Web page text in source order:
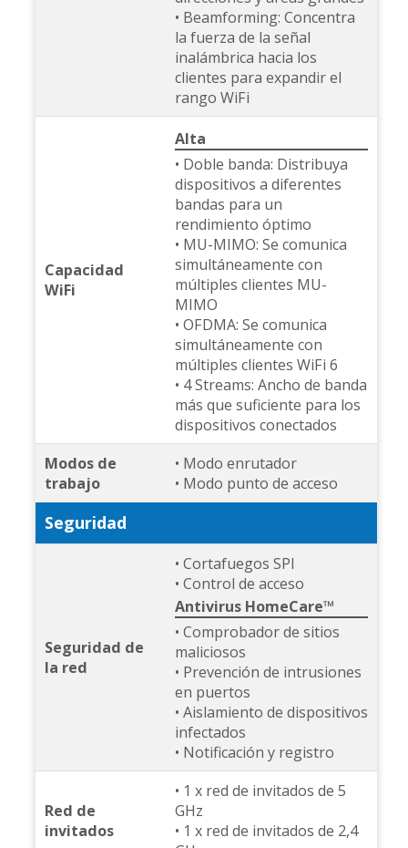
• Beamforming: Concentra
la fuerza de la señal
inalámbrica hacia los
clientes para expandir el
rango WiFi
Capacidad
WiFi
Alta
• Doble banda: Distribuya
dispositivos a diferentes
bandas para un
rendimiento óptimo
• MU-MIMO: Se comunica
simultáneamente con
múltiples clientes MU-
MIMO
• OFDMA: Se comunica
simultáneamente con
múltiples clientes WiFi 6
• 4 Streams: Ancho de banda
más que suficiente para los
dispositivos conectados
Modos de
trabajo
• Modo enrutador
• Modo punto de acceso
Seguridad
Seguridad de
la red
• Cortafuegos SPI
• Control de acceso
Antivirus HomeCare™
• Comprobador de sitios
maliciosos
• Prevención de intrusiones
en puertos
• Aislamiento de dispositivos
infectados
• Notificación y registro
Red de
invitados
• 1 x red de invitados de 5
GHz
• 1 x red de invitados de 2,4